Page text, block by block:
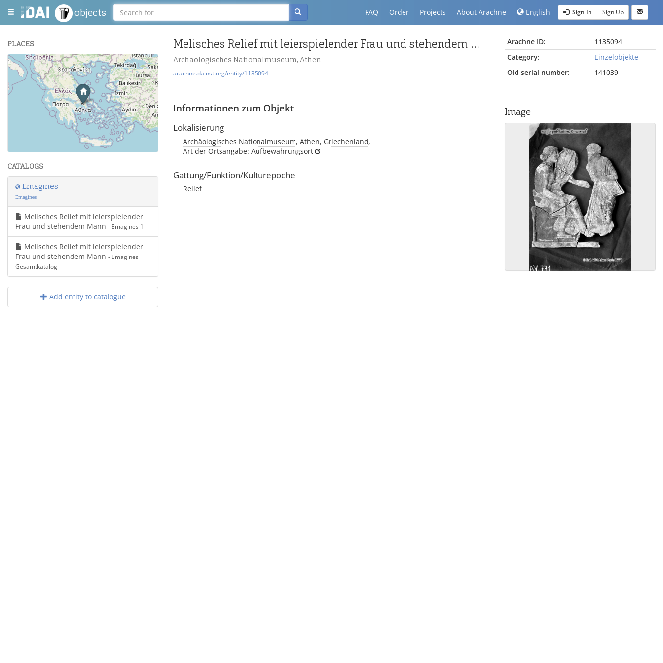
objects FAQ Order Projects About Arachne English Sign In Sign Up
PLACES
+
−
| Maps and Data ©
CATALOGS
Emagines
Emagines
Melisches Relief mit leierspielender
Frau und stehendem Mann - Emagines 1
Melisches Relief mit leierspielender
Frau und stehendem Mann - Emagines
Gesamtkatalog
Add entity to catalogue
Melisches Relief mit leierspielender Frau und stehendem Mann
Archäologisches Nationalmuseum, Athen
arachne.dainst.org/entity/1135094
Arachne ID:
1135094
Category:
Einzelobjekte
Old serial number:
141039
Informationen zum Objekt
Lokalisierung
Archäologisches Nationalmuseum, Athen, Griechenland,
Art der Ortsangabe: Aufbewahrungsort
Gattung/Funktion/Kulturepoche
Relief
Image